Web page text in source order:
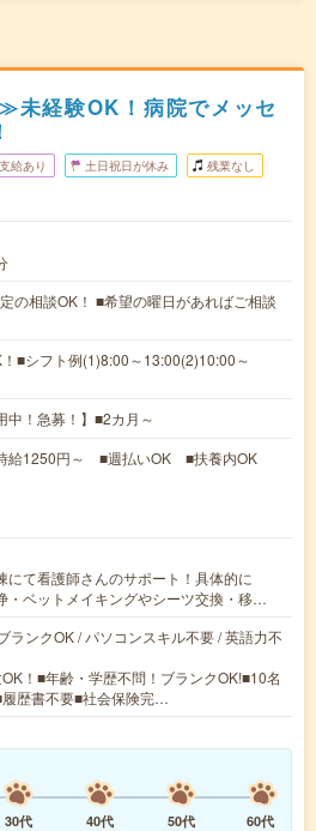
経験OK！病院でメッセ
給あり 土日祝日が休み 残業なし
の相談OK！ ■希望の曜日があればご相談
■シフト例(1)8:00～13:00(2)10:00～
中！急募！】■2カ月～
給1250円～ ■週払いOK ■扶養内OK
て看護師さんのサポート！具体的に
・ベットメイキングやシーツ交換・移…
ランクOK / パソコンスキル不要 / 英語力不
！■年齢・学歴不問！ブランクOK!■10名
歴書不要■社会保険完…
30代 40代 50代
60代